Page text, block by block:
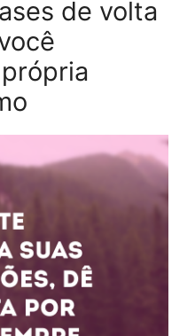
de volta